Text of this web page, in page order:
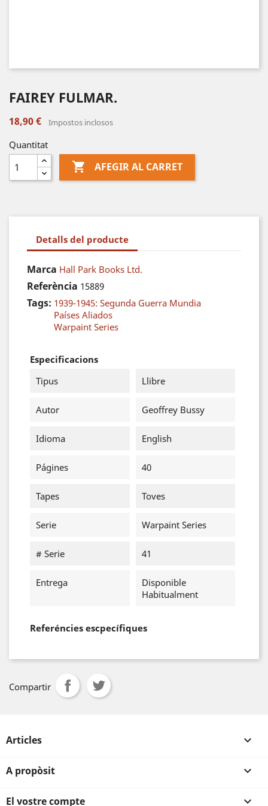
FAIREY FULMAR.
18,90 € Impostos inclosos
Quantitat
 AFEGIR AL CARRET
Detalls del producte
Marca Hall Park Books Ltd.
Referència 15889
Tags: 1939-1945: Segunda Guerra Mundia
Países Aliados
Warpaint Series
Especificacions
Tipus
Llibre
Autor Geoffrey Bussy
Idioma English
Págines 40
Tapes Toves
Serie Warpaint Series
# Serie 41
Entrega
Disponible
Habitualment
Referéncies escpecífiques
Compartir
Articles 
A propòsit 
El vostre compte 